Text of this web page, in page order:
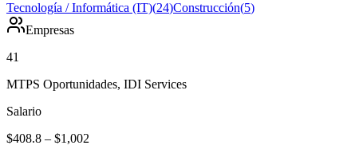
Tecnología / Informática (IT)(24)Construcción(5)
Empresas
41
MTPS Oportunidades, IDI Services
Salario
$408.8 – $1,002